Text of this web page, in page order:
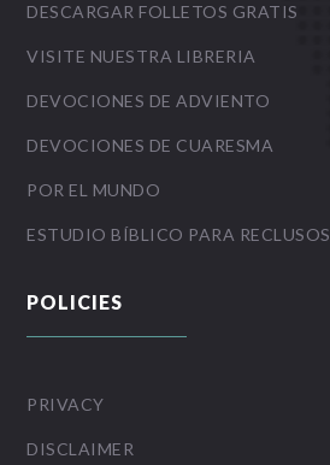
DESCARGAR FOLLETOS GRATIS
VISITE NUESTRA LIBRERIA
DEVOCIONES DE ADVIENTO
DEVOCIONES DE CUARESMA
POR EL MUNDO
ESTUDIO BÍBLICO PARA RECLUSOS
POLICIES
PRIVACY
DISCLAIMER